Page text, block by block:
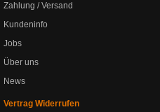
Zahlung / Versand
Kundeninfo
Jobs
Über uns
News
Vertrag Widerrufen